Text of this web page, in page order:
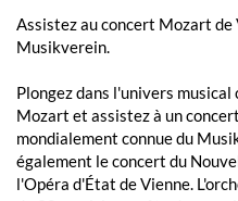
Assistez au concert Mozart de
Musikverein.
Plongez dans l'univers
Mozart et assistez à un
mondialement connue du
également le concert du
l'Opéra d'État de Vienne.